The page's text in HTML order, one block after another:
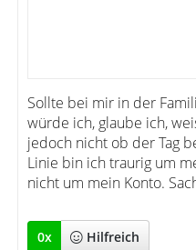
Sollte bei mir in der
würde ich, glaube ich,
jedoch nicht ob der Tag
Linie bin ich traurig um
nicht um mein Konto.
0x Hilfreich